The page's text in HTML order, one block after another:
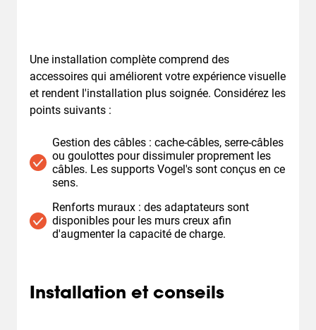
Une installation complète comprend des
accessoires qui améliorent votre expérience visuelle
et rendent l'installation plus soignée. Considérez les
points suivants :
Gestion des câbles : cache-câbles, serre-câbles
ou goulottes pour dissimuler proprement les
câbles. Les supports Vogel's sont conçus en ce
sens.
Renforts muraux : des adaptateurs sont
disponibles pour les murs creux afin
d'augmenter la capacité de charge.
Installation et conseils